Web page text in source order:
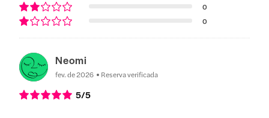
0
0
Neomi
fev. de 2026 Reserva verificada
5/5